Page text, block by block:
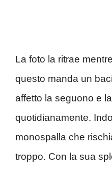
La foto la ritrae
questo manda un
affetto la seguono e
quotidianamente.
monospalla che
troppo. Con la sua